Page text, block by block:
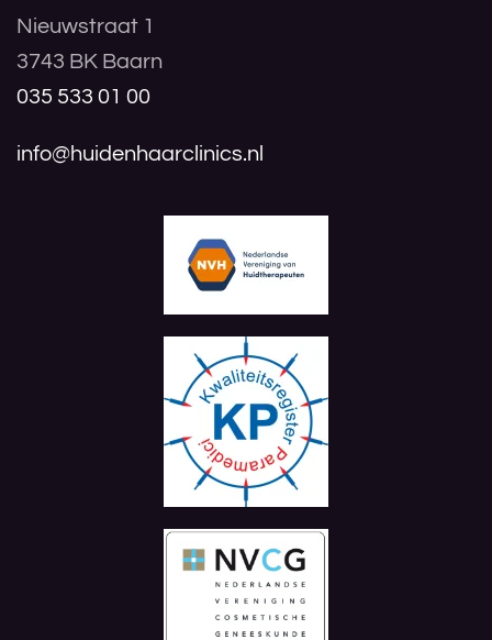
Nieuwstraat 1
3743 BK Baarn
035 533 01 00
info@huidenhaarclinics.nl